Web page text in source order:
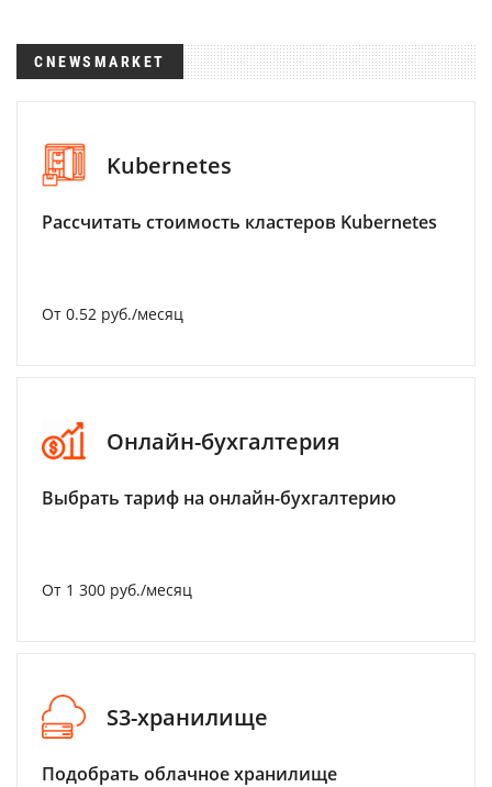
CNEWSMARKET
Kubernetes
Рассчитать стоимость кластеров Kubernetes
От 0.52 руб./месяц
Онлайн-бухгалтерия
Выбрать тариф на онлайн-бухгалтерию
От 1 300 руб./месяц
S3-хранилище
Подобрать облачное хранилище